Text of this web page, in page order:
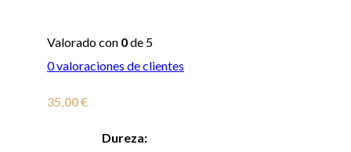
Valorado con 0de 5
0valoraciones de clientes
35,00€
Dureza: